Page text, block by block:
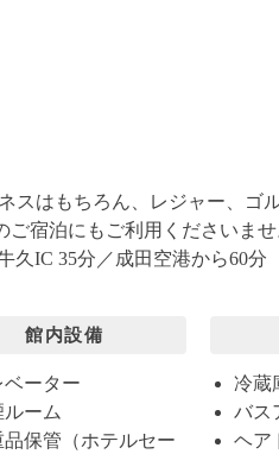
スはもちろん、レジャー、ゴ
宿泊にもご利用くださいませ
久IC 35分／成田空港から60分
館内設備
ベーター
ルーム
品保管（ホテルセー
冷蔵
バス
ヘア